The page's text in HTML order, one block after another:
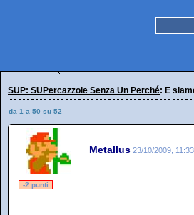
SUP: SUPercazzole Senza Un Perché: E
da 1 a 50 su 52
Metallus 23/10/2009, 11:33
-2 punti